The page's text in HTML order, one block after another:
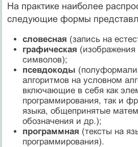
На практике наиболее
следующие формы
словесная (запись на
графическая (изображения
символов);
псевдокоды
алгоритмов на условном
включающие в себя как
программирования, так и
языка, общепринятые
обозначения и др.);
программная (тексты на
программирования).